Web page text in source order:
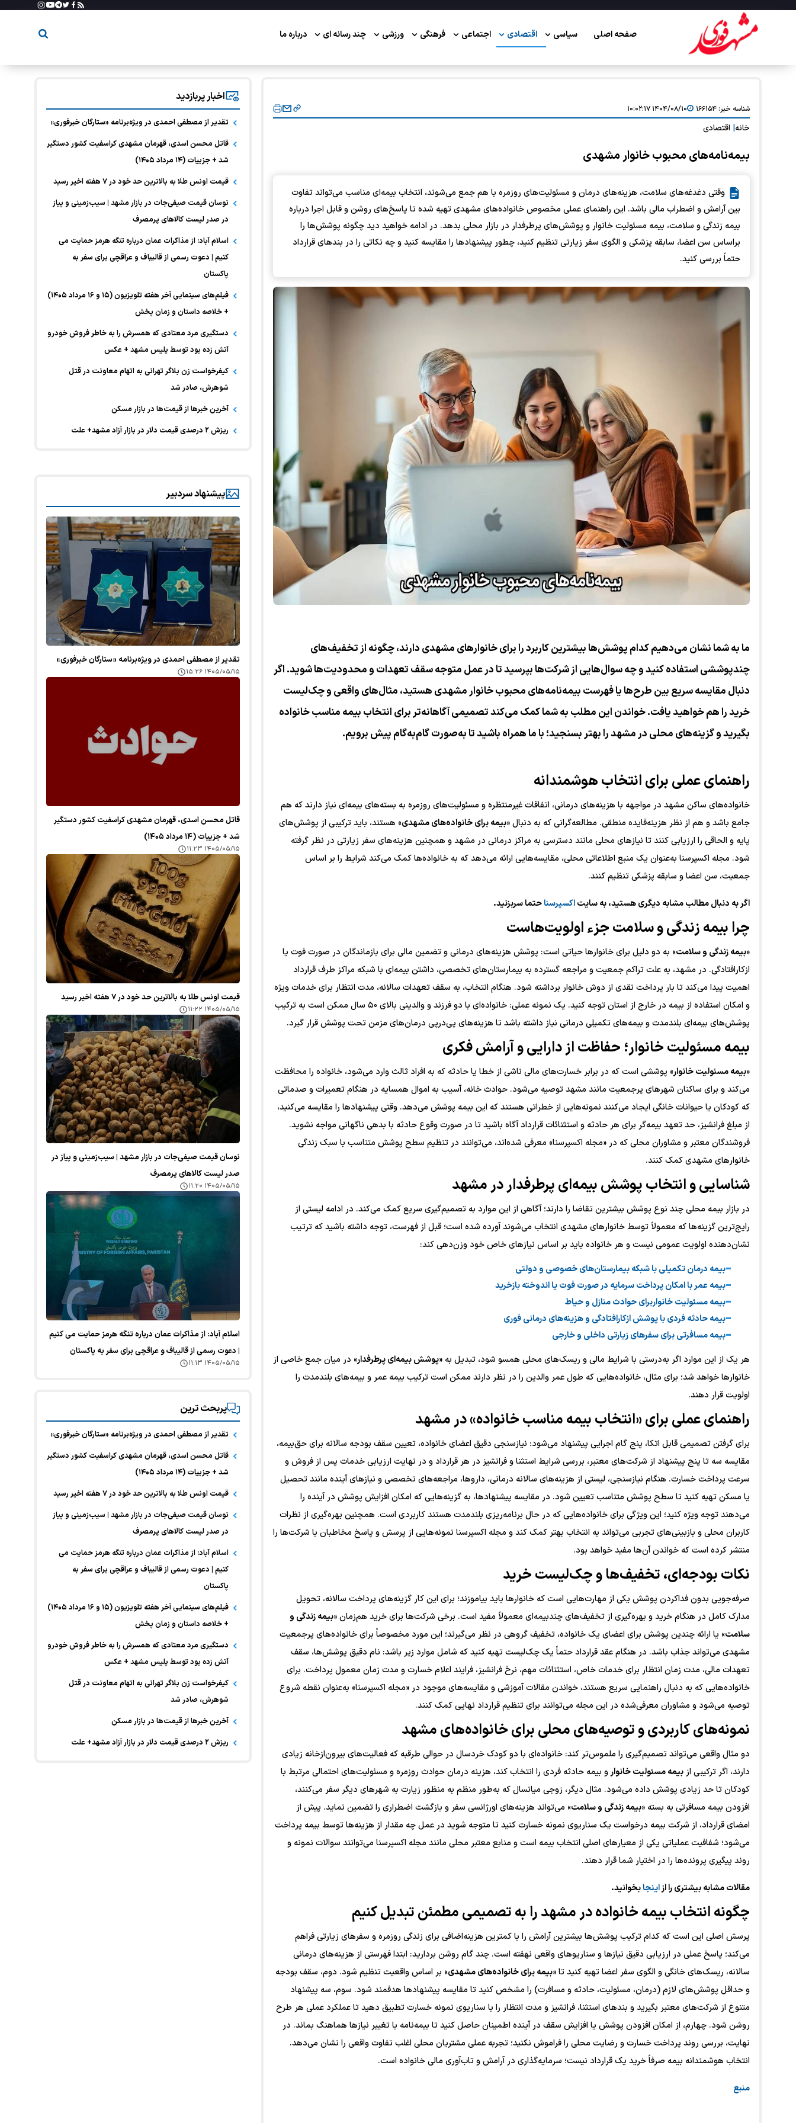
صفحه اصلی سیاسی اقتصادی اجتماعی فرهنگی ورزشی چند رسانه ای درباره ما
شناسه خبر:۱۶۶۱۵۴ ۱۴۰۴/۰۸/۱۰ ۱۰:۰۲:۱۷
خانه اقتصادی
بیمه‌نامه‌های محبوب خانوار مشهدی
وقتی دغدغه‌های سلامت، هزینه‌های درمان و مسئولیت‌های روزمره با هم جمع می‌شوند، انتخاب بیمه‌ای مناسب می‌تواند تفاوت
بین آرامش و اضطراب مالی باشد. این راهنمای عملی مخصوص خانواده‌های مشهدی تهیه شده تا پاسخ‌های روشن و قابل اجرا درباره
بیمه زندگی و سلامت، بیمه مسئولیت خانوار و پوشش‌های پرطرفدار در بازار محلی بدهد. در ادامه خواهید دید چگونه پوشش‌ها را
براساس سن اعضا، سابقه پزشکی و الگوی سفر زیارتی تنظیم کنید، چطور پیشنهادها را مقایسه کنید و چه نکاتی را در بندهای قرارداد
حتماً بررسی کنید.
ما به شما نشان می‌دهیم کدام پوشش‌ها بیشترین کاربرد را برای خانوارهای مشهدی دارند، چگونه از تخفیف‌های
چندپوششی استفاده کنید و چه سوال‌هایی از شرکت‌ها بپرسید تا در عمل متوجه سقف تعهدات و محدودیت‌ها شوید. اگر
دنبال مقایسه سریع بین طرح‌ها یا فهرست بیمه‌نامه‌های محبوب خانوار مشهدی هستید، مثال‌های واقعی و چک‌لیست
خرید را هم خواهید یافت. خواندن این مطلب به شما کمک می‌کند تصمیمی آگاهانه‌تر برایانتخاب بیمه مناسب خانواده
بگیرید و گزینه‌های محلی در مشهد را بهتر بسنجید؛ با ما همراه باشید تا به‌صورت گام‌به‌گام پیش برویم.
راهنمای عملی برای انتخاب هوشمندانه
خانواده‌های ساکن مشهد در مواجهه با هزینه‌های درمانی، اتفاقات غیرمنتظره و مسئولیت‌های روزمره به بسته‌های بیمه‌ای نیاز دارند که هم
جامع باشد و هم از نظر هزینه‌فایده منطقی. مطالعه‌گرانی که به دنبال «بیمه برای خانواده‌های مشهدی» هستند، باید ترکیبی از پوشش‌های
پایه و الحاقی را ارزیابی کنند تا نیازهای محلی مانند دسترسی به مراکز درمانی در مشهد و همچنین هزینه‌های سفر زیارتی در نظر گرفته
شود. مجله اکسپرسنا به‌عنوان یک منبع اطلاعاتی محلی، مقایسه‌هایی ارائه می‌دهد که به خانواده‌ها کمک می‌کند شرایط را بر اساس
جمعیت، سن اعضا و سابقه پزشکی تنظیم کنند.
اگر به دنبال مطالب مشابه دیگری هستید، به سایتاکسپرسناحتما سربزنید.
چرابیمه زندگی و سلامتجزء اولویت‌هاست
«بیمه زندگی و سلامت» به دو دلیل برای خانوارها حیاتی است: پوشش هزینه‌های درمانی و تضمین مالی برای بازماندگان در صورت فوت یا
ازکارافتادگی. در مشهد، به علت تراکم جمعیت و مراجعه گسترده به بیمارستان‌های تخصصی، داشتن بیمه‌ای با شبکه مراکز طرف قرارداد
اهمیت پیدا می‌کند تا بار پرداخت نقدی از دوش خانوار برداشته شود. هنگام انتخاب، به سقف تعهدات سالانه، مدت انتظار برای خدمات ویژه
و امکان استفاده از بیمه در خارج از استان توجه کنید. یک نمونه عملی: خانواده‌ای با دو فرزند و والدینی بالای ۵۰ سال ممکن است به ترکیب
پوشش‌های بیمه‌ای بلندمدت و بیمه‌های تکمیلی درمانی نیاز داشته باشد تا هزینه‌های پی‌درپی درمان‌های مزمن تحت پوشش قرار گیرد.
بیمه مسئولیت خانوار؛ حفاظت از دارایی و آرامش فکری
«بیمه مسئولیت خانوار» پوششی است که در برابر خسارت‌های مالی ناشی از خطا یا حادثه که به افراد ثالث وارد می‌شود، خانواده را محافظت
می‌کند و برای ساکنان شهرهای پرجمعیت مانند مشهد توصیه می‌شود. حوادث خانه، آسیب به اموال همسایه در هنگام تعمیرات و صدماتی
که کودکان یا حیوانات خانگی ایجاد می‌کنند نمونه‌هایی از خطراتی هستند که این بیمه پوشش می‌دهد. وقتی پیشنهادها را مقایسه می‌کنید،
از مبلغ فرانشیز، حد تعهد بیمه‌گر برای هر حادثه و استثنائات قرارداد آگاه باشید تا در صورت وقوع حادثه با بدهی ناگهانی مواجه نشوید.
فروشندگان معتبر و مشاوران محلی که در «مجله اکسپرسنا» معرفی شده‌اند، می‌توانند در تنظیم سطح پوشش متناسب با سبک زندگی
خانوارهای مشهدی کمک کنند.
شناسایی و انتخابپوشش بیمه‌ای پرطرفداردر مشهد
در بازار بیمه محلی چند نوع پوشش بیشترین تقاضا را دارند؛ آگاهی از این موارد به تصمیم‌گیری سریع کمک می‌کند. در ادامه لیستی از
رایج‌ترین گزینه‌ها که معمولاً توسط خانوارهای مشهدی انتخاب می‌شوند آورده شده است؛ قبل از فهرست، توجه داشته باشید که ترتیب
نشان‌دهنده اولویت عمومی نیست و هر خانواده باید بر اساس نیازهای خاص خود وزن‌دهی کند:
بیمه درمان تکمیلی با شبکه بیمارستان‌های خصوصی و دولتی
بیمه عمر با امکان پرداخت سرمایه در صورت فوت یا اندوخته بازخرید
بیمه مسئولیت خانواربرای حوادث منازل و حیاط
بیمه حادثه فردی با پوشش ازکارافتادگی و هزینه‌های درمانی فوری
بیمه مسافرتی برای سفرهای زیارتی داخلی و خارجی
هر یک از این موارد اگر به‌درستی با شرایط مالی و ریسک‌های محلی همسو شود، تبدیل به «پوشش بیمه‌ای پرطرفدار» در میان جمع خاصی از
خانوارها خواهد شد؛ برای مثال، خانواده‌هایی که طول عمر والدین را در نظر دارند ممکن است ترکیب بیمه عمر و بیمه‌های بلندمدت را
اولویت قرار دهند.
راهنمای عملی برای «انتخاب بیمه مناسب خانواده» در مشهد
برای گرفتن تصمیمی قابل اتکا، پنج گام اجرایی پیشنهاد می‌شود: نیازسنجی دقیق اعضای خانواده، تعیین سقف بودجه سالانه برای حق‌بیمه،
مقایسه سه تا پنج پیشنهاد از شرکت‌های معتبر، بررسی شرایط استثنا و فرانشیز در هر قرارداد و در نهایت ارزیابی خدمات پس از فروش و
سرعت پرداخت خسارت. هنگام نیازسنجی، لیستی از هزینه‌های سالانه درمانی، داروها، مراجعه‌های تخصصی و نیازهای آینده مانند تحصیل
یا مسکن تهیه کنید تا سطح پوشش متناسب تعیین شود. در مقایسه پیشنهادها، به گزینه‌هایی که امکان افزایش پوشش در آینده را
می‌دهند توجه ویژه کنید؛ این ویژگی برای خانواده‌هایی که در حال برنامه‌ریزی بلندمدت هستند کاربردی است. همچنین بهره‌گیری از نظرات
کاربران محلی و بازبینی‌های تجربی می‌تواند به انتخاب بهتر کمک کند و مجله اکسپرسنا نمونه‌هایی از پرسش و پاسخ مخاطبان با شرکت‌ها را
منتشر کرده است که خواندن آن‌ها مفید خواهد بود.
نکات بودجه‌ای، تخفیف‌ها و چک‌لیست خرید
صرفه‌جویی بدون فداکردن پوشش یکی از مهارت‌هایی است که خانوارها باید بیاموزند؛ برای این کار گزینه‌های پرداخت سالانه، تحویل
مدارک کامل در هنگام خرید و بهره‌گیری از تخفیف‌های چندبیمه‌ای معمولاً مفید است. برخی شرکت‌ها برای خرید هم‌زمان «بیمه زندگی و
سلامت» یا ارائه چندین پوشش برای اعضای یک خانواده، تخفیف گروهی در نظر می‌گیرند؛ این مورد مخصوصاً برای خانواده‌های پرجمعیت
مشهدی می‌تواند جذاب باشد. در هنگام عقد قرارداد حتماً یک چک‌لیست تهیه کنید که شامل موارد زیر باشد: نام دقیق پوشش‌ها، سقف
تعهدات مالی، مدت زمان انتظار برای خدمات خاص، استثنائات مهم، نرخ فرانشیز، فرایند اعلام خسارت و مدت زمان معمول پرداخت. برای
خانواده‌هایی که به دنبال راهنمایی سریع هستند، خواندن مقالات آموزشی و مقایسه‌های موجود در «مجله اکسپرسنا» به‌عنوان نقطه شروع
توصیه می‌شود و مشاوران معرفی‌شده در این مجله می‌توانند برای تنظیم قرارداد نهایی کمک کنند.
نمونه‌های کاربردی و توصیه‌های محلی برای خانواده‌های مشهد
دو مثال واقعی می‌تواند تصمیم‌گیری را ملموس‌تر کند: خانواده‌ای با دو کودک خردسال در حوالی طرقبه که فعالیت‌های بیرون‌ازخانه زیادی
دارند، اگر ترکیبی از بیمه مسئولیت خانوارو بیمه حادثه فردی را انتخاب کند، هزینه درمان حوادث روزمره و مسئولیت‌های احتمالی مرتبط با
کودکان تا حد زیادی پوشش داده می‌شود. مثال دیگر، زوجی میانسال که به‌طور منظم به منظور زیارت به شهرهای دیگر سفر می‌کنند،
افزودن بیمه مسافرتی به بسته «بیمه زندگی و سلامت» می‌تواند هزینه‌های اورژانسی سفر و بازگشت اضطراری را تضمین نماید. پیش از
امضای قرارداد، از شرکت بیمه درخواست یک سناریوی نمونه خسارت کنید تا متوجه شوید در عمل چه مقدار از هزینه‌ها توسط بیمه پرداخت
می‌شود؛ شفافیت عملیاتی یکی از معیارهای اصلی انتخاب بیمه است و منابع معتبر محلی مانند مجله اکسپرسنا می‌توانند سوالات نمونه و
روند پیگیری پرونده‌ها را در اختیار شما قرار دهند.
مقالات مشابه بیشتری را ازاینجابخوانید.
چگونه انتخاب بیمه خانواده در مشهد را به تصمیمی مطمئن تبدیل کنیم
پرسش اصلی این است که کدام ترکیب پوشش‌ها بیشترین آرامش را با کمترین هزینه‌اضافی برای زندگی روزمره و سفرهای زیارتی فراهم
می‌کند؛ پاسخ عملی در ارزیابی دقیق نیازها و سناریوهای واقعی نهفته است. چند گام روشن بردارید: ابتدا فهرستی از هزینه‌های درمانی
سالانه، ریسک‌های خانگی و الگوی سفر اعضا تهیه کنید تا «بیمه برای خانواده‌های مشهدی» بر اساس واقعیت تنظیم شود. دوم، سقف بودجه
و حداقل پوشش‌های لازم (درمان، مسئولیت، حادثه و مسافرت) را مشخص کنید تا مقایسه پیشنهادها هدفمند شود. سوم، سه پیشنهاد
متنوع از شرکت‌های معتبر بگیرید و بندهای استثنا، فرانشیز و مدت انتظار را با سناریوی نمونه خسارت تطبیق دهید تا عملکرد عملی هر طرح
روشن شود. چهارم، از امکان افزودن پوشش یا افزایش سقف در آینده اطمینان حاصل کنید تا بیمه‌نامه با تغییر نیازها هماهنگ بماند. در
نهایت، بررسی روند پرداخت خسارت و رضایت محلی را فراموش نکنید؛ تجربه عملی مشتریان محلی اغلب تفاوت واقعی را نشان می‌دهد.
انتخاب هوشمندانه بیمه صرفاً خرید یک قرارداد نیست؛ سرمایه‌گذاری در آرامش و تاب‌آوری مالی خانواده است.
منبع
اخبار پربازدید
تقدیر از مصطفی احمدی در ویژه‌برنامه «ستارگان خبرفوری»
قاتل محسن اسدی، قهرمان مشهدی کراسفیت کشور دستگیر
شد + جزییات (۱۴ مرداد ۱۴۰۵)
قیمت اونس طلا به بالاترین حد خود در ۷ هفته اخیر رسید
نوسان قیمت صیفی‌جات در بازار مشهد | سیب‌زمینی و پیاز
در صدر لیست کالا‌های پرمصرف
اسلام آباد: از مذاکرات عمان درباره تنگه هرمز حمایت می
کنیم | دعوت رسمی از قالیباف و عراقچی برای سفر به
پاکستان
فیلم‌های سینمایی آخر هفته تلویزیون (۱۵ و ۱۶ مرداد ۱۴۰۵)
+ خلاصه داستان و زمان پخش
دستگیری مرد معتادی که همسرش را به خاطر فروش خودرو
آتش زده بود توسط پلیس مشهد + عکس
کیفرخواست زن بلاگر تهرانی به اتهام معاونت در قتل
شوهرش، صادر شد
آخرین خبر‌ها از قیمت‌ها در بازار مسکن
ریزش ۲ درصدی قیمت دلار در بازار آزاد مشهد+ علت
پیشنهاد سردبیر
تقدیر از مصطفی احمدی در ویژه‌برنامه «ستارگان خبرفوری»
۱۴۰۵/۰۵/۱۵ ۱۵:۲۶
قاتل محسن اسدی، قهرمان مشهدی کراسفیت کشور دستگیر
شد + جزییات (۱۴ مرداد ۱۴۰۵)
۱۴۰۵/۰۵/۱۵ ۱۱:۲۳
قیمت اونس طلا به بالاترین حد خود در ۷ هفته اخیر رسید
۱۴۰۵/۰۵/۱۵ ۱۱:۲۲
نوسان قیمت صیفی‌جات در بازار مشهد | سیب‌زمینی و پیاز در
صدر لیست کالا‌های پرمصرف
۱۴۰۵/۰۵/۱۵ ۱۱:۲۰
اسلام آباد: از مذاکرات عمان درباره تنگه هرمز حمایت می کنیم
| دعوت رسمی از قالیباف و عراقچی برای سفر به پاکستان
۱۴۰۵/۰۵/۱۵ ۱۱:۱۳
پربحث ترین
تقدیر از مصطفی احمدی در ویژه‌برنامه «ستارگان خبرفوری»
قاتل محسن اسدی، قهرمان مشهدی کراسفیت کشور دستگیر
شد + جزییات (۱۴ مرداد ۱۴۰۵)
قیمت اونس طلا به بالاترین حد خود در ۷ هفته اخیر رسید
نوسان قیمت صیفی‌جات در بازار مشهد | سیب‌زمینی و پیاز
در صدر لیست کالا‌های پرمصرف
اسلام آباد: از مذاکرات عمان درباره تنگه هرمز حمایت می
کنیم | دعوت رسمی از قالیباف و عراقچی برای سفر به
پاکستان
فیلم‌های سینمایی آخر هفته تلویزیون (۱۵ و ۱۶ مرداد ۱۴۰۵)
+ خلاصه داستان و زمان پخش
دستگیری مرد معتادی که همسرش را به خاطر فروش خودرو
آتش زده بود توسط پلیس مشهد + عکس
کیفرخواست زن بلاگر تهرانی به اتهام معاونت در قتل
شوهرش، صادر شد
آخرین خبر‌ها از قیمت‌ها در بازار مسکن
ریزش ۲ درصدی قیمت دلار در بازار آزاد مشهد+ علت